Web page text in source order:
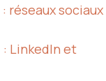
: réseaux sociaux
: LinkedIn et